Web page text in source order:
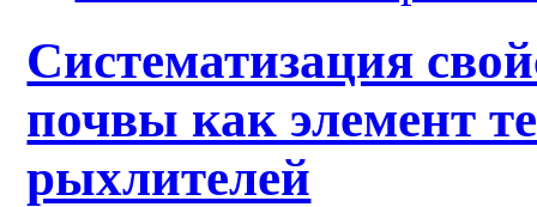
Систематизация
почвы как элемент
рыхлителей